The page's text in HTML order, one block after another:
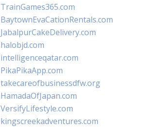
TrainGames365.com
BaytownEvaCationRentals.com
JabalpurCakeDelivery.com
halobjd.com
intelligenceqatar.com
PikaPikaApp.com
takecareofbusinessdfw.org
HamadaOfJapan.com
VersifyLifestyle.com
kingscreekadventures.com